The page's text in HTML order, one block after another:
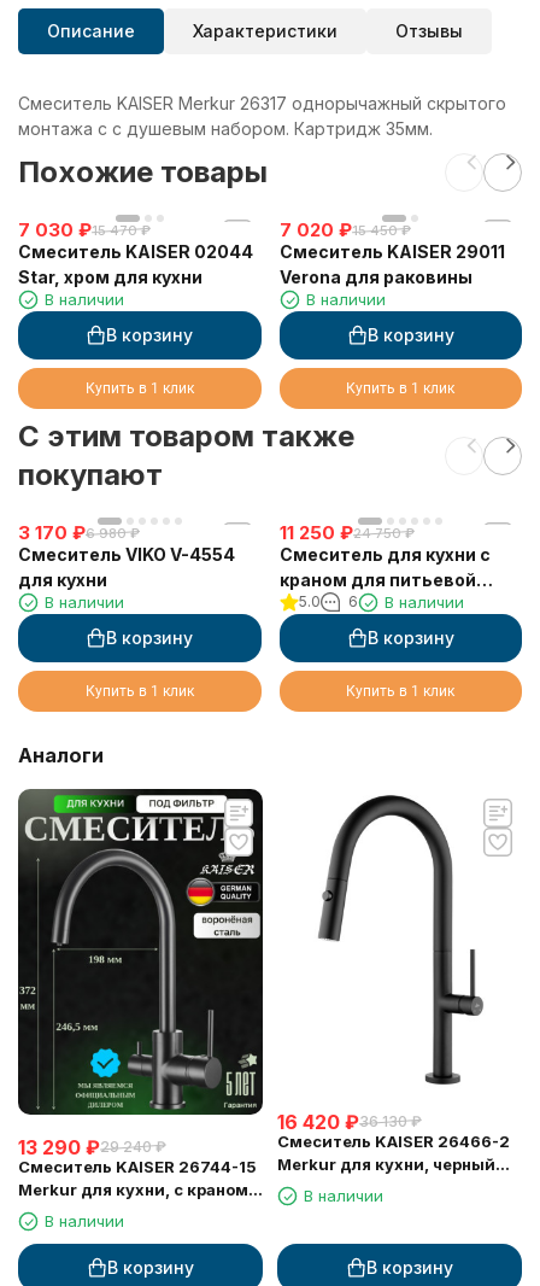
Описание Характеристики Отзывы
Смеситель KAISER Merkur 26317 однорычажный скрытого
монтажа с с душевым набором. Картридж 35мм.
Похожие товары
7 030 ₽15 470 ₽
Смеситель KAISER 02044
Star, хром для кухни
В наличии
В корзину
Купить в 1 клик
7 020 ₽15 450 ₽
Смеситель KAISER 29011
Verona для раковины
В наличии
В корзину
Купить в 1 клик
C этим товаром также
покупают
3 170 ₽6 980 ₽
Смеситель VIKO V-4554
для кухни
В наличии
В корзину
Купить в 1 клик
11 250 ₽24 750 ₽
Смеситель для кухни с
краном для питьевой
воды VIKO V-5502
5.0 6 В наличии
В корзину
Купить в 1 клик
Аналоги
13 290 ₽29 240 ₽
Смеситель KAISER 26744-15
Merkur для кухни, с краном
для питьевой воды,
воронёная сталь
В наличии
В корзину
16 420 ₽36 130 ₽
Смеситель KAISER 26466-2
Merkur для кухни, черный
матовый
В наличии
В корзину